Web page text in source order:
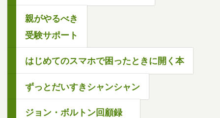
親がやるべき
受験サポート
はじめてのスマホで困ったときに開く本
ずっとだいすきシャンシャン
ジョン・ボルトン回顧録